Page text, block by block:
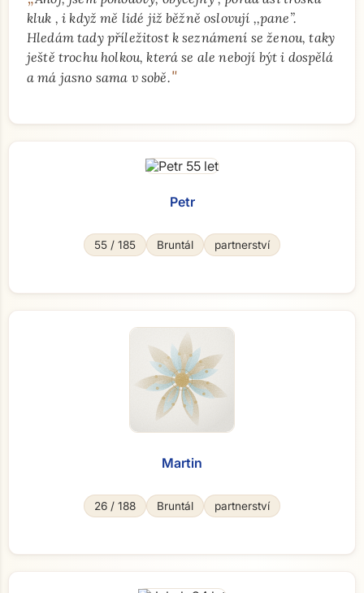
kluk , i když mě lidé již běžně oslovují ,,pane”.
Hledám tady příležitost k seznámení se ženou, taky
ještě trochu holkou, která se ale nebojí být i dospělá
a má jasno sama v sobě."
Petr
55 / 185 Bruntál partnerství
Martin
26 / 188 Bruntál partnerství